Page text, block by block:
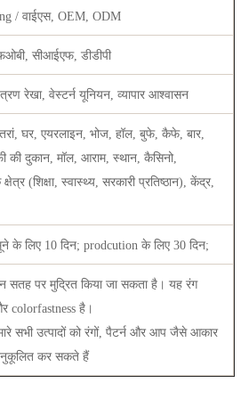
/ वाईएस, OEM, ODM
सीआईएफ, डीडीपी
रेखा, वेस्टर्न यूनियन, व्यापार आश्वासन
घर, एयरलाइन, भोज, हॉल, बुफे, कैफे, बार,
की दुकान, मॉल, आराम, स्थान, कैसिनो,
क्षेत्र (शिक्षा, स्वास्थ्य, सरकारी प्रतिष्ठान), केंद्र,
के लिए 10 दिन; prodcution के लिए 30 दिन;
सतह पर मुद्रित किया जा सकता है। यह रंग
colorfastness है।
सभी उत्पादों को रंगों, पैटर्न और आप जैसे आकार
कर सकते हैं